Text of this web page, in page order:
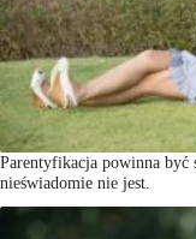
Parentyfikacja powinna być
nieświadomie nie jest.